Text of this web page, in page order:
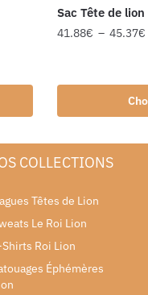
Sac Tête de
41.88€ – 45.37€
COLLECTIONS
Têtes de Lion
Le Roi Lion
Shirts Roi Lion
Éphémères